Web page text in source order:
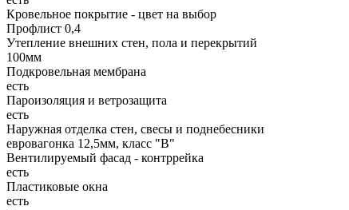
Кровельное покрытие - цвет на выбор
Профлист 0,4
Утепление внешних стен, пола и перекрытий
100мм
Подкровельная мембрана
есть
Пароизоляция и ветрозащита
есть
Наружная отделка стен, свесы и поднебесники
евровагонка 12,5мм, класс "В"
Вентилируемый фасад - контррейка
есть
Пластиковые окна
есть